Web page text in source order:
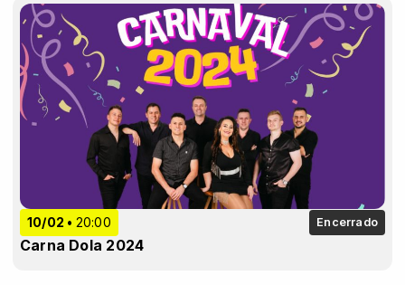
10/02 20:00 Encerrado
Carna Dola 2024